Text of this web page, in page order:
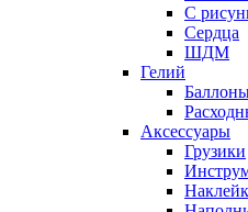
С
Сердца
ШДМ
Гелий
Аксессуары
Грузики